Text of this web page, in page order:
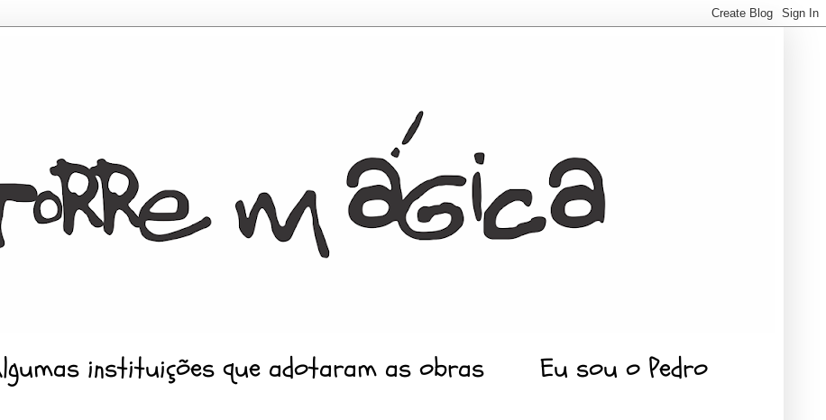
instituições que adotaram as obras Eu sou o Pedro